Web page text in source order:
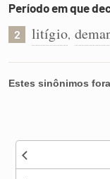
Caça-palavras
Período em que
2 litígio,
Estes sinônimos
Nenhum dos